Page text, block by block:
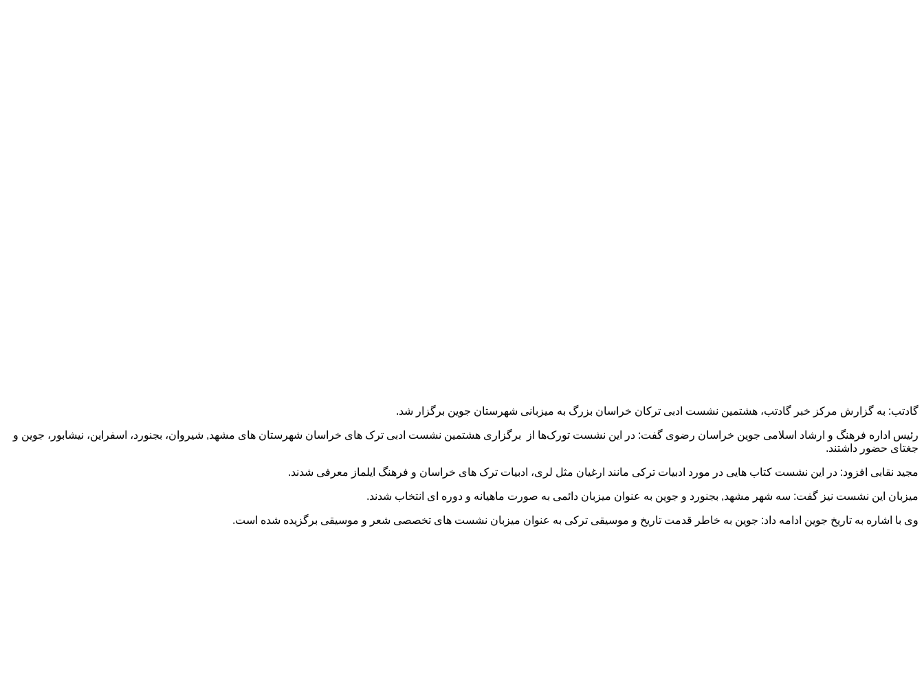
گادتب: به گزارش مرکز خبر گادتب، هشتمین نشست ادبی ترکان خراسان بزرگ به میزبانی شهرستان جوین برگزار شد.
رئیس اداره فرهنگ و ارشاد اسلامی جوین خراسان رضوی گفت: در این نشست تورک‌ها از برگزاری هشتمین نشست ادبی ترک های خراسان شهرستان های مشهد, شیروان، بجنورد، اسفراین، نیشابور، جوین و
جغتای حضور داشتند.
مجید نقابی افزود: در این نشست کتاب هایی در مورد ادبیات ترکی مانند ارغیان مثل لری، ادبیات ترک های خراسان و فرهنگ ایلماز معرفی شدند.
میزبان این نشست نیز گفت: سه شهر مشهد, بجنورد و جوین به عنوان میزبان دائمی به صورت ماهیانه و دوره ای انتخاب شدند.
وی با اشاره به تاریخ جوین ادامه داد: جوین به خاطر قدمت تاریخ و موسیقی ترکی به عنوان میزبان نشست های تخصصی شعر و موسیقی برگزیده شده است.